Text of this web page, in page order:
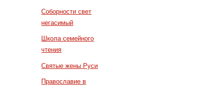
Соборности свет
негасимый
Школа семейного
чтения
Святые жены Руси
Православие в